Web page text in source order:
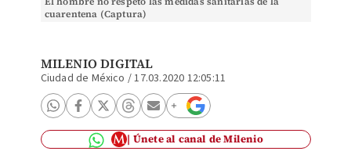
cuarentena (Captura)
MILENIO DIGITAL
Ciudad de México /17.03.2020 12:05:11
Únete al canal de Milenio